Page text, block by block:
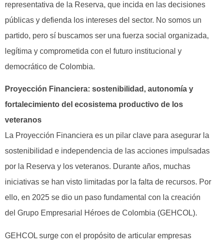
representativa de la Reserva, que incida en las decisiones
públicas y defienda los intereses del sector. No somos un
partido, pero sí buscamos ser una fuerza social organizada,
legítima y comprometida con el futuro institucional y
democrático de Colombia.
Proyección Financiera: sostenibilidad, autonomía y
fortalecimiento del ecosistema productivo de los
veteranos
La Proyección Financiera es un pilar clave para asegurar la
sostenibilidad e independencia de las acciones impulsadas
por la Reserva y los veteranos. Durante años, muchas
iniciativas se han visto limitadas por la falta de recursos. Por
ello, en 2025 se dio un paso fundamental con la creación
del Grupo Empresarial Héroes de Colombia (GEHCOL).
GEHCOL surge con el propósito de articular empresas